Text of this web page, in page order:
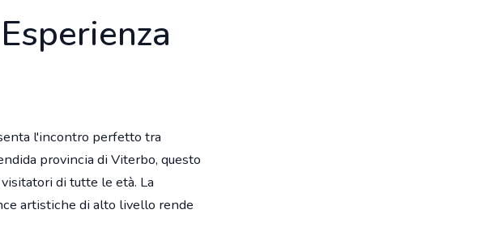
l'incontro perfetto tra
provincia di Viterbo, questo
di tutte le età. La
artistiche di alto livello rende